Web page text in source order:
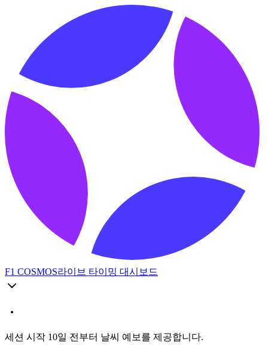
F1 COSMOS라이브 타이밍 대시보드
세션 시작 10일 전부터 날씨 예보를 제공합니다.